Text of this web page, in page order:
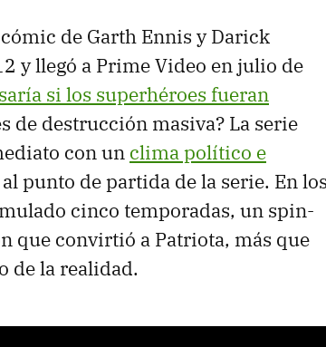
de Garth Ennis y Darick
y llegó a Prime Video en julio de
si los superhéroes fueran
de destrucción masiva? La serie
con un clima político e
al punto de partida de la serie. En los
cinco temporadas, un spin-
que convirtió a Patriota, más que
de la realidad.